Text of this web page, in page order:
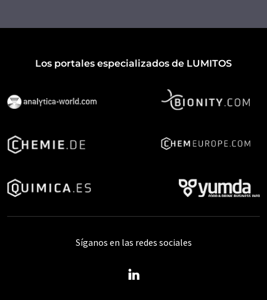
Los portales especializados de LUMITOS
Síganos en las redes sociales